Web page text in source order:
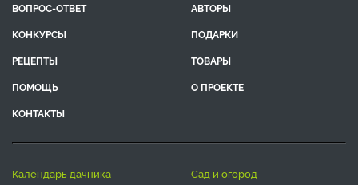
ВОПРОС-ОТВЕТ
АВТОРЫ
КОНКУРСЫ
ПОДАРКИ
РЕЦЕПТЫ
ТОВАРЫ
ПОМОЩЬ
О ПРОЕКТЕ
КОНТАКТЫ
календарь дачника
сад и огород